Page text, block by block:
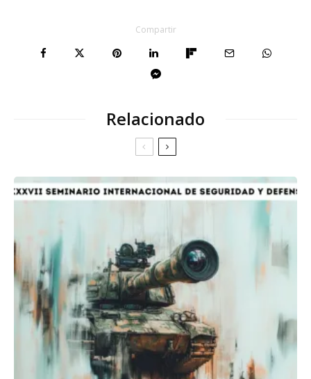
Compartir
Relacionado